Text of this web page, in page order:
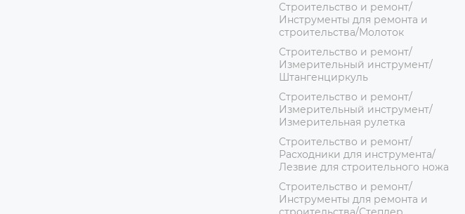
Строительство и ремонт/
Инструменты для ремонта и
строительства/Молоток
Строительство и ремонт/
Измерительный инструмент/
Штангенциркуль
Строительство и ремонт/
Измерительный инструмент/
Измерительная рулетка
Строительство и ремонт/
Расходники для инструмента/
Лезвие для строительного ножа
Строительство и ремонт/
Инструменты для ремонта и